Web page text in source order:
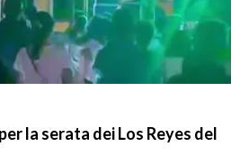
la serata dei Los Reyes del